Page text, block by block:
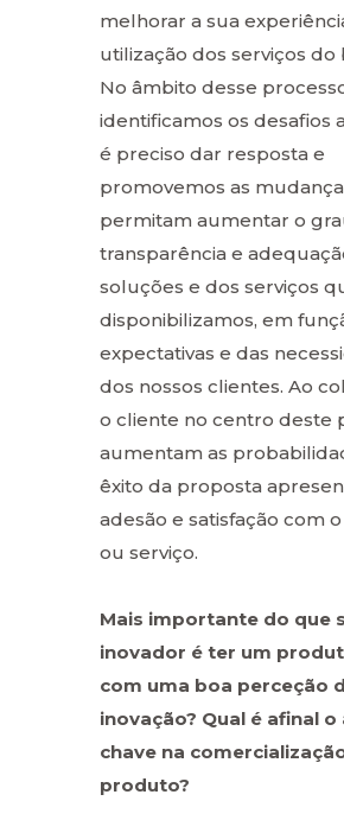
melhorar a sua
utilização dos serviços do
No âmbito desse
identificamos os desafios
é preciso dar resposta e
promovemos as
permitam aumentar o
transparência e
soluções e dos serviços
disponibilizamos, em
expectativas e das
dos nossos clientes. Ao
o cliente no centro deste
aumentam as
êxito da proposta
adesão e satisfação com
ou serviço.
Mais importante do que
inovador é ter um
com uma boa perceção
inovação? Qual é afinal
chave na
produto?